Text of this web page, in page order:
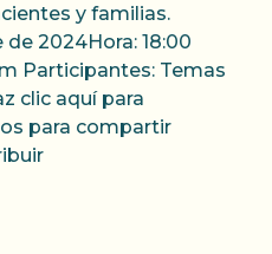
y familias.
de 2024Hora: 18:00
Participantes: Temas
clic aquí para
para compartir